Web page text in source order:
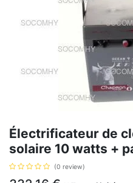
Électrificateur de
solaire 10 watts +
(0 review)